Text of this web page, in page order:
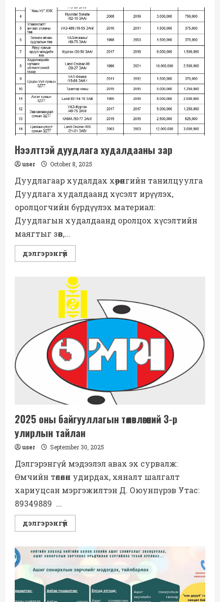
ДУУДЛАГА
ХУДАЛДААНЫ
ЗАР
Нээлттэй дуудлага худалдааны зар
user October 8, 2025
Дуудлагаар худалдах хөрөнгийн танилцуулга
Дуудлага худалдаанд хүсэлт ирүүлэх,
оролцогчийн бүрдүүлэх материал:
Дуудлагын худалдаанд оролцох хүсэлтийн
маягтыг зөв,...
дэлгэрэнгүй
more
дуудлага
худалдааны
зар
2025 оны байгууллагын төлөвлөгөөний 3-р
улирлын тайлан
user September 30, 2025
Дэлгэрэнгүй мэдээлэл авах эх сурвалж:
Өмчийн төлөөлөн удирдах, хяналт шалгалт
хариуцсан мэргэжилтэн Д. Оюунпүрэв Утас:
89349889 ...
дэлгэрэнгүй
more
оны
байгууллагын
төлөвлөгөөний
3-
р
улирлын
тайлан